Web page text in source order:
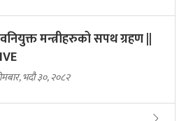
मन्त्रीहरुको सपथ ग्रहण ||
भदौ ३०, २०८२